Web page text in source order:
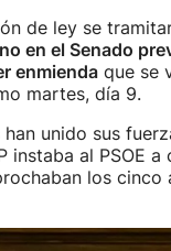
de ley se
en el Senado
enmiendaque se
martes, día 9.
unido sus
instaba al PSOE
los